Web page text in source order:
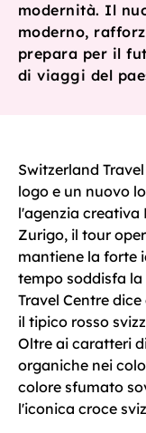
modernità. Il
moderno,
prepara per il
di viaggi del
Switzerland
logo e un nuovo
l'agenzia creativa
Zurigo, il tour
mantiene la forte
tempo soddisfa
Travel Centre
il tipico rosso
Oltre ai caratteri
organiche nei
colore sfumato
l'iconica croce